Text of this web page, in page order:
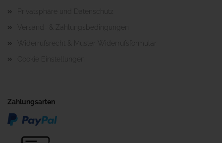
Privatsphäre und Datenschutz
Versand- & Zahlungsbedingungen
Widerrufsrecht & Muster-Widerrufsformular
Cookie Einstellungen
Zahlungsarten